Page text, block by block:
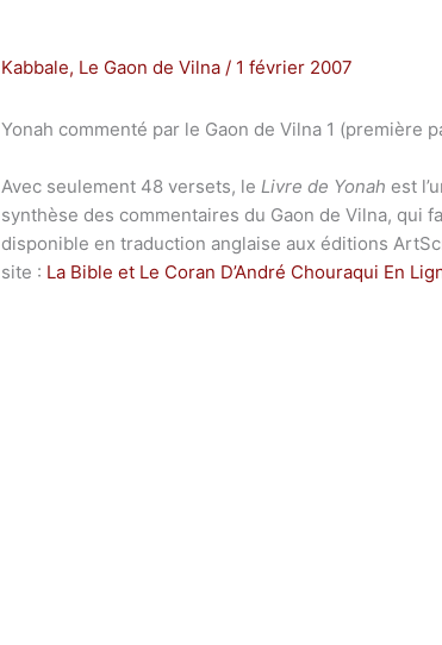
Kabbale, Le Gaon de Vilna / 1 février 2007
Yonah commenté par le Gaon de Vilna 1 (première
Avec seulement 48 versets, leLivre de Yonah est
synthèse des commentaires du Gaon de Vilna, qui
disponible en traduction anglaise aux éditions
site : La Bible et Le Coran D’André Chouraqui En